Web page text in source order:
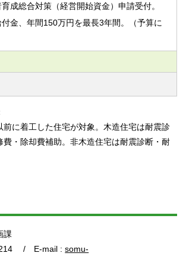
成総合対策（経営開始資金）申請受付。
金、年間150万円を最長3年間。（予算に
前に着工した住宅が対象。木造住宅は耐震診
費・除却費補助。非木造住宅は耐震診断・耐
課
/ E-mail :somu-